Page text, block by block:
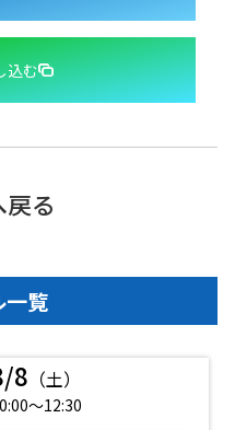
込む
る
一覧
8 （土）
〜12:30